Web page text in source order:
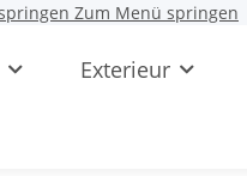
Zum Menü springen
Exterieur